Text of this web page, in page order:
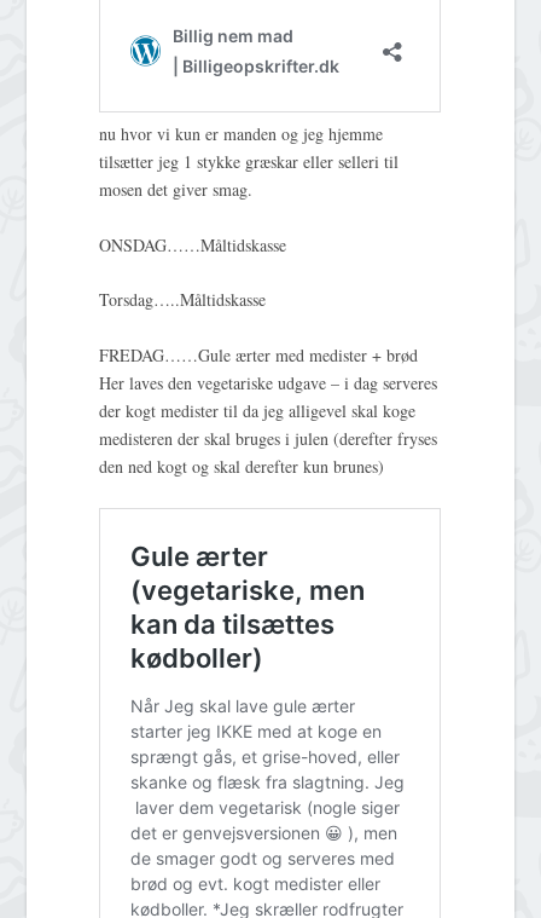
nu hvor vi kun er manden og jeg hjemme
tilsætter jeg 1 stykke græskar eller selleri til
mosen det giver smag.
ONSDAG……Måltidskasse
Torsdag…..Måltidskasse
FREDAG……Gule ærter med medister + brød
Her laves den vegetariske udgave – i dag serveres
der kogt medister til da jeg alligevel skal koge
medisteren der skal bruges i julen (derefter fryses
den ned kogt og skal derefter kun brunes)